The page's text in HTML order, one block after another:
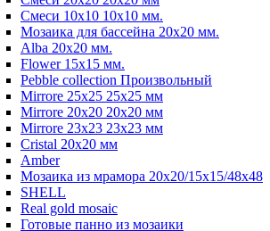
Смеси 10х10 10x10 мм.
Мозаика для бассейна 20x20 мм.
Alba 20x20 мм.
Flower 15x15 мм.
Pebble collection Произвольный
Mirrore 25х25 25x25 мм
Mirrore 20х20 20x20 мм
Mirrore 23х23 23x23 мм
Cristal 20х20 мм
Amber
Мозаика из мрамора 20х20/15х15/48х48
SHELL
Real gold mosaic
Готовые панно из мозаики